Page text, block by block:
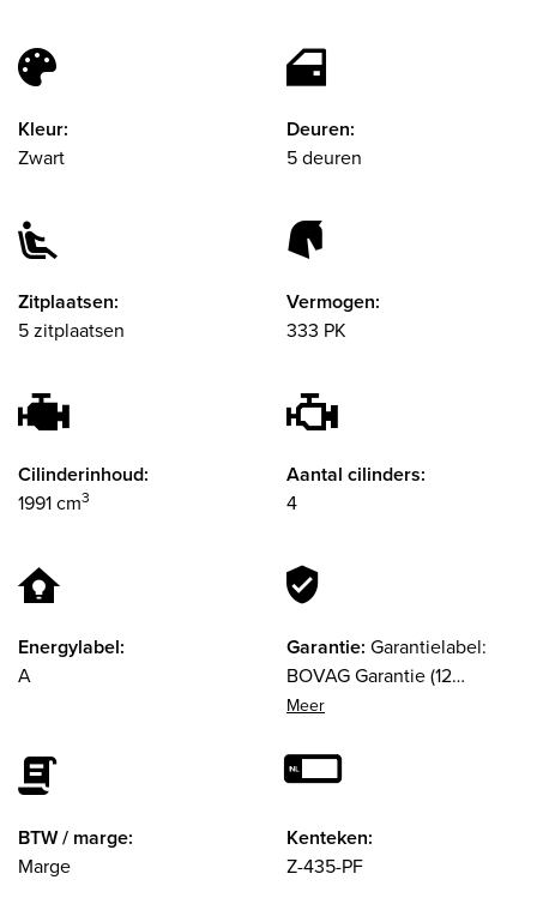
Kleur:
Zwart
Deuren:
5 deuren
Zitplaatsen:
5 zitplaatsen
Vermogen:
333 PK
Cilinderinhoud:
1991 cm3
Aantal cilinders:
4
Energylabel:
A
Garantie: Garantielabel:
BOVAG Garantie (12
maanden)
BTW / marge:
Marge
Kenteken:
Z-435-PF